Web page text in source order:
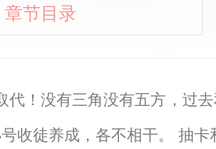
章节目录
！没有三角没有五方，过
收徒养成，各不相干。 抽